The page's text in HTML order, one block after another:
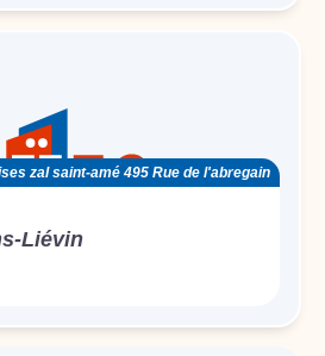
zal saint-amé 495 Rue de l'abregain
Liévin